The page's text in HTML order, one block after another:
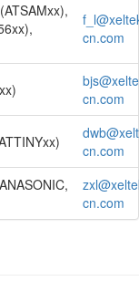
cn.com
cn.com
cn.com
cn.com